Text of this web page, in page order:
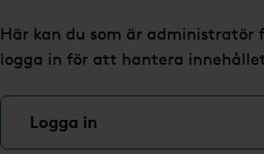
Här kan du som är administratör
logga in för att hantera
Logga in